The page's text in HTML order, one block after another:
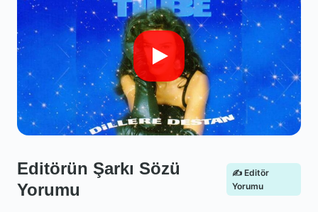
Editörün Şarkı Sözü
Yorumu
✍️ Editör
Yorumu